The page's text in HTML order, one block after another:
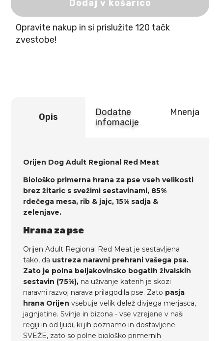
Red
Meat
količina
Dodaj v košarico
Opravite nakup in si prislužite 120 tačk
zvestobe!
Opis
Dodatne
infomacije
Mnenja
Orijen Dog Adult Regional Red Meat
Biološko primerna hrana za pse vseh velikosti
brez žitaric s svežimi sestavinami, 85%
rdečega mesa, rib & jajc, 15% sadja &
zelenjave.
Hrana za pse
Orijen Adult Regional Red Meat je sestavljena
tako, da ustreza naravni prehrani vašega psa.
Zato je polna beljakovinsko bogatih živalskih
sestavin (75%), na uživanje katerih je skozi
naravni razvoj narava prilagodila pse. Zato pasja
hrana Orijen vsebuje velik delež divjega merjasca,
jagnjetine. Svinje in bizona - vse vzrejene v naši
regiji in od ljudi, ki jih poznamo in dostavljene
SVEŽE, zato so polne biološko primernih